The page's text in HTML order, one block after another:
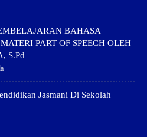
BAHASA
PART OF SPEECH OLEH
S.Pd
Jasmani Di Sekolah